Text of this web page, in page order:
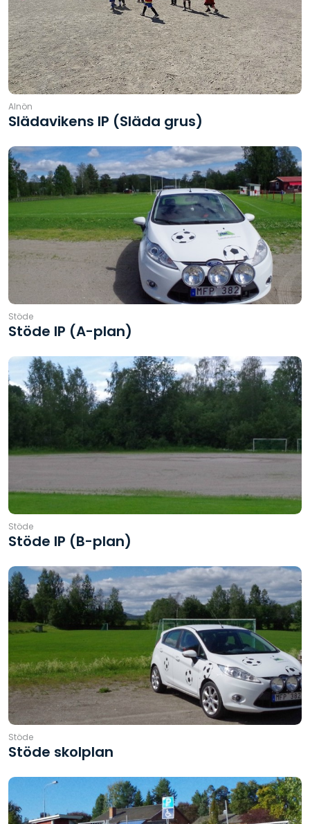
Alnön
Slädavikens IP (Släda grus)
Stöde
Stöde IP (A-plan)
Stöde
Stöde IP (B-plan)
Stöde
Stöde skolplan